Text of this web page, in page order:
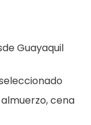
Guayaquil
cena